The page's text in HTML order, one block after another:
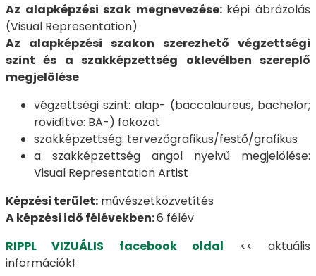
Az alapképzési szak megnevezése: képi ábrázolás
(Visual Representation)
Az alapképzési szakon szerezhető végzettségi
szint és a szakképzettség oklevélben szereplő
megjelölése
végzettségi szint: alap- (baccalaureus, bachelor;
rövidítve: BA-) fokozat
szakképzettség: tervezőgrafikus/festő/grafikus
a szakképzettség angol nyelvű megjelölése:
Visual Representation Artist
Képzési terület: művészetközvetítés
A képzési idő félévekben:6 félév
RIPPL VIZUÁLIS facebook oldal << aktuális
információk!